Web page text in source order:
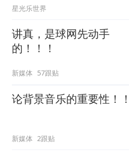
星光乐世界
讲真，是球网先动手
的！！！
新媒体 57跟贴
论背景音乐的重要性！！
新媒体 2跟贴